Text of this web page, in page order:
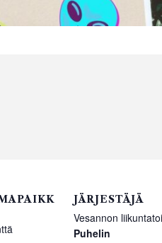
JÄRJESTÄJÄ
Vesannon
Puhelin